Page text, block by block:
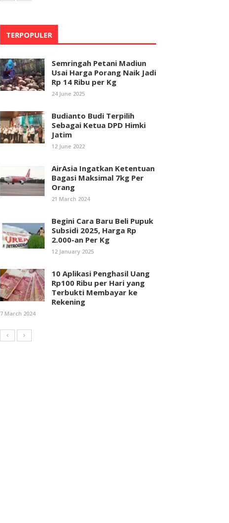
TERPOPULER
Semringah Petani Madiun
Usai Harga Porang Naik Jadi
Rp 14 Ribu per Kg
24 June 2025
Budianto Budi Terpilih
Sebagai Ketua DPD Himki
Jatim
12 June 2022
AirAsia Ingatkan Ketentuan
Bagasi Maksimal 7kg Per
Orang
21 March 2024
Begini Cara Baru Beli Pupuk
Subsidi 2025, Harga Rp
2.000-an Per Kg
12 January 2025
10 Aplikasi Penghasil Uang
Rp100 Ribu per Hari yang
Terbukti Membayar ke
Rekening
7 March 2024